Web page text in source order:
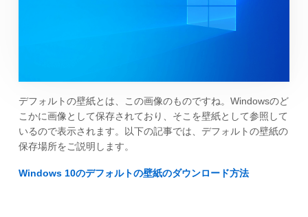
デフォルトの壁紙とは、この画像のものですね。Windowsのど
こかに画像として保存されており、そこを壁紙として参照して
いるので表示されます。以下の記事では、デフォルトの壁紙の
保存場所をご説明します。
Windows 10のデフォルトの壁紙のダウンロード方法